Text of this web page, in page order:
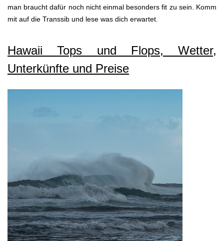
man braucht dafür noch nicht einmal besonders fit zu sein. Komm
mit auf die Transsib und lese was dich erwartet.
Hawaii Tops und Flops, Wetter,
Unterkünfte und Preise